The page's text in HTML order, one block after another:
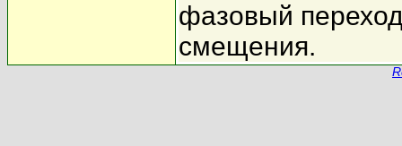
фазовый
смещения.